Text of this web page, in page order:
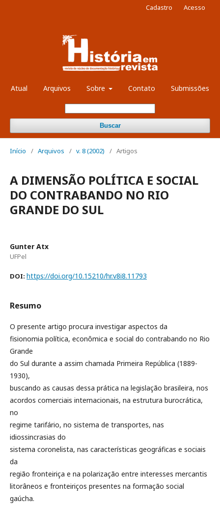
Atual Arquivos Sobre Contato Submissões
Buscar
Cadastro Acesso
Início / Arquivos / v. 8 (2002) / Artigos
A DIMENSÃO POLÍTICA E SOCIAL
DO CONTRABANDO NO RIO
GRANDE DO SUL
Gunter Atx
UFPel
DOI: https://doi.org/10.15210/hr.v8i8.11793
Resumo
O presente artigo procura investigar aspectos da
fisionomia política, econômica e social do contrabando no Rio
Grande
do Sul durante a assim chamada Primeira República (1889-
1930),
buscando as causas dessa prática na legislação brasileira, nos
acordos comerciais internacionais, na estrutura burocrática,
no
regime tarifário, no sistema de transportes, nas
idiossincrasias do
sistema coronelista, nas características geográficas e sociais
da
região fronteiriça e na polarização entre interesses mercantis
litorâneos e fronteiriços presentes na formação social
gaúcha.